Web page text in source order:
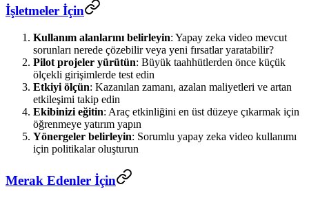
İşletmeler İçin
Kullanım alanlarını belirleyin: Yapay zeka video mevcut
sorunları nerede çözebilir veya yeni fırsatlar yaratabilir?
Pilot projeler yürütün: Büyük taahhütlerden önce küçük
ölçekli girişimlerde test edin
Etkiyi ölçün: Kazanılan zamanı, azalan maliyetleri ve artan
etkileşimi takip edin
Ekibinizi eğitin: Araç etkinliğini en üst düzeye çıkarmak için
öğrenmeye yatırım yapın
Yönergeler belirleyin: Sorumlu yapay zeka video kullanımı
için politikalar oluşturun
Merak Edenler İçin